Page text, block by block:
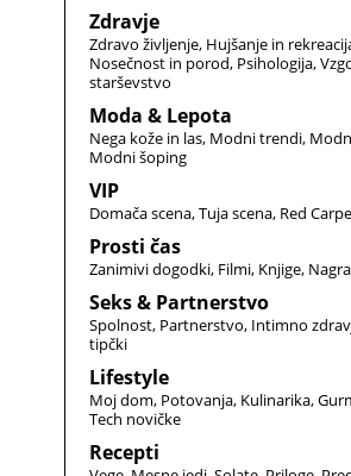
Zdravje
Zdravo življenje Hujšanje in
Nosečnost in porod Psihologija
starševstvo
Moda & Lepota
Nega kože in las Modni trendi
Modni šoping
VIP
Domača scena Tuja scena Red
Prosti čas
Zanimivi dogodki Filmi Knjige
Seks & Partnerstvo
Spolnost Partnerstvo Intimno
tipčki
Lifestyle
Moj dom Potovanja Kulinarika
Tech novičke
Recepti